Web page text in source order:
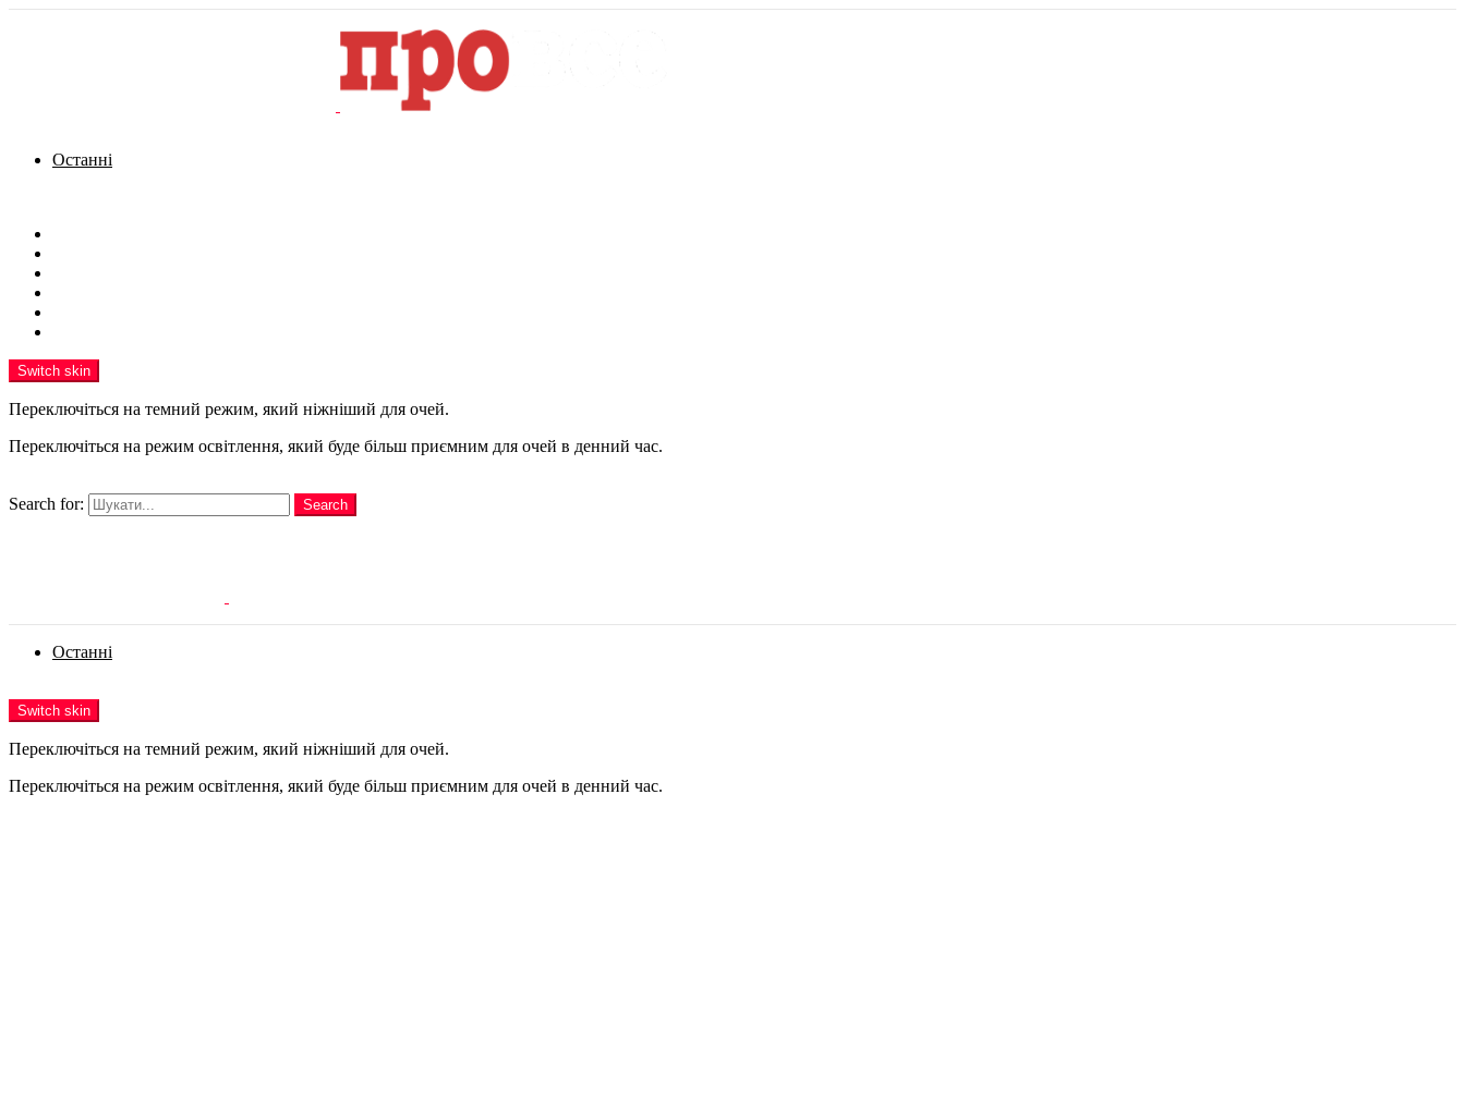
Останні
Switch skin
Переключіться на темний режим, який ніжніший для очей.
Переключіться на режим освітлення, який буде більш приємним для очей в денний час.
Search for:
Search
Останні
Switch skin
Переключіться на темний режим, який ніжніший для очей.
Переключіться на режим освітлення, який буде більш приємним для очей в денний час.